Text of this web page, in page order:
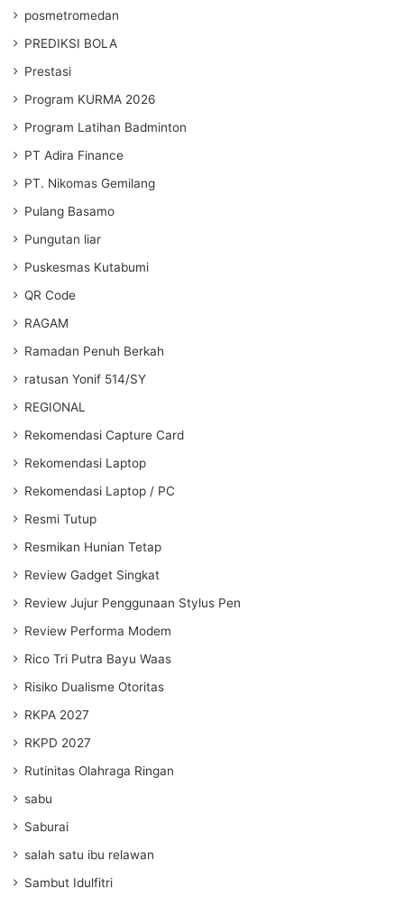
posmetromedan
PREDIKSI BOLA
Prestasi
Program KURMA 2026
Program Latihan Badminton
PT Adira Finance
PT. Nikomas Gemilang
Pulang Basamo
Pungutan liar
Puskesmas Kutabumi
QR Code
RAGAM
Ramadan Penuh Berkah
ratusan Yonif 514/SY
REGIONAL
Rekomendasi Capture Card
Rekomendasi Laptop
Rekomendasi Laptop / PC
Resmi Tutup
Resmikan Hunian Tetap
Review Gadget Singkat
Review Jujur Penggunaan Stylus Pen
Review Performa Modem
Rico Tri Putra Bayu Waas
Risiko Dualisme Otoritas
RKPA 2027
RKPD 2027
Rutinitas Olahraga Ringan
sabu
Saburai
salah satu ibu relawan
Sambut Idulfitri